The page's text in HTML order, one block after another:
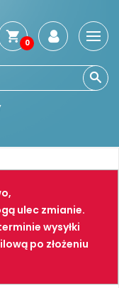
0
PNEUMATYKA
ulec zmianie.
wysyłki
po złożeniu